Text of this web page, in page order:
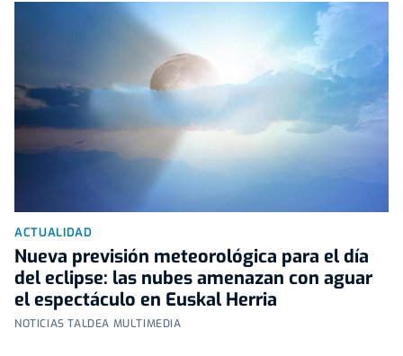
ACTUALIDAD
Nueva previsión meteorológica para el día
del eclipse: las nubes amenazan con aguar
el espectáculo en Euskal Herria
NOTICIAS TALDEA MULTIMEDIA